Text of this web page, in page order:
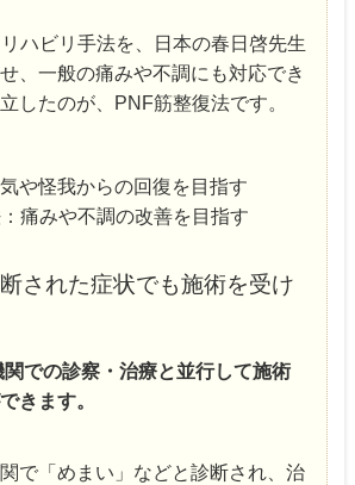
ハビリ手法を、日本の春日啓先生
、一般の痛みや不調にも対応でき
したのが、PNF筋整復法です。
や怪我からの回復を目指す
痛みや不調の改善を目指す
された症状でも施術を受け
での診察・治療と並行して施術
きます。
で「めまい」などと診断され、治